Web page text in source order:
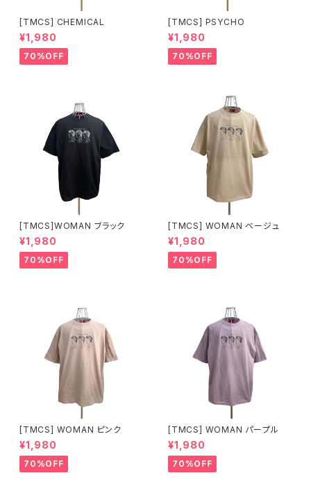
[TMCS] CHEMICAL
¥1,980
70%OFF
[TMCS] PSYCHO
¥1,980
70%OFF
[TMCS]WOMAN ブラック
¥1,980
70%OFF
[TMCS] WOMAN ベージュ
¥1,980
70%OFF
[TMCS] WOMAN ピンク
¥1,980
70%OFF
[TMCS] WOMAN パープル
¥1,980
70%OFF